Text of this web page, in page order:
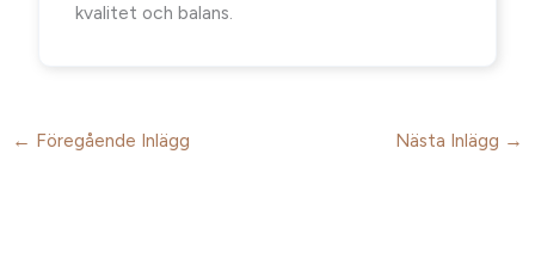
kvalitet och balans.
← Föregående Inlägg Nästa Inlägg →